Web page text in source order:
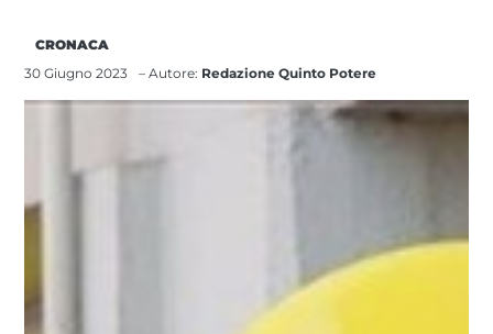
CRONACA
30 Giugno 2023
– Autore: Redazione Quinto Potere